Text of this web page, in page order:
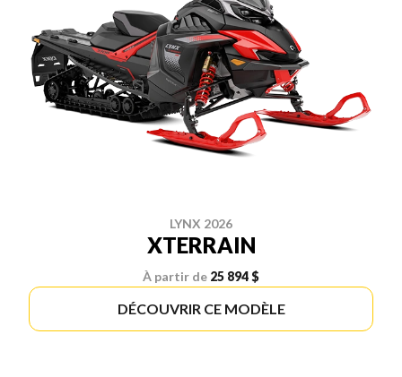
LYNX 2026
XTERRAIN
À partir de 25 894 $
DÉCOUVRIR CE MODÈLE